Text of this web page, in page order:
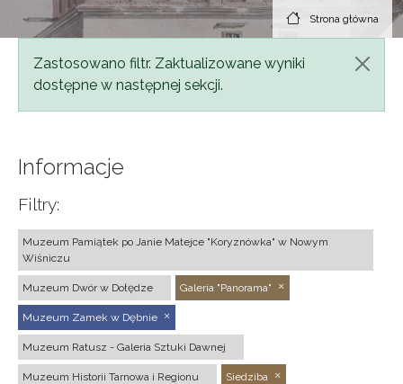
Strona główna
Komunikat
Zastosowano filtr. Zaktualizowane wyniki
dostępne w następnej sekcji.
Informacje
Filtry:
Muzeum Pamiątek po Janie Matejce "Koryznówka" w Nowym
Wiśniczu
Muzeum Dwór w Dołędze Galeria "Panorama"
Muzeum Zamek w Dębnie
Muzeum Ratusz - Galeria Sztuki Dawnej
Muzeum Historii Tarnowa i Regionu Siedziba